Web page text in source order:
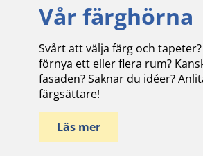
Vår färghörna
Svårt att välja färg och
förnya ett eller flera rum?
fasaden? Saknar du idéer?
färgsättare!
Läs mer